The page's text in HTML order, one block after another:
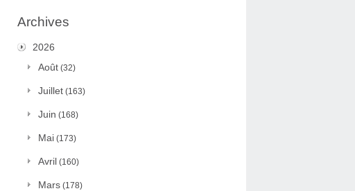
Archives
2026
Août (32)
Juillet (163)
Juin (168)
Mai (173)
Avril (160)
Mars (178)